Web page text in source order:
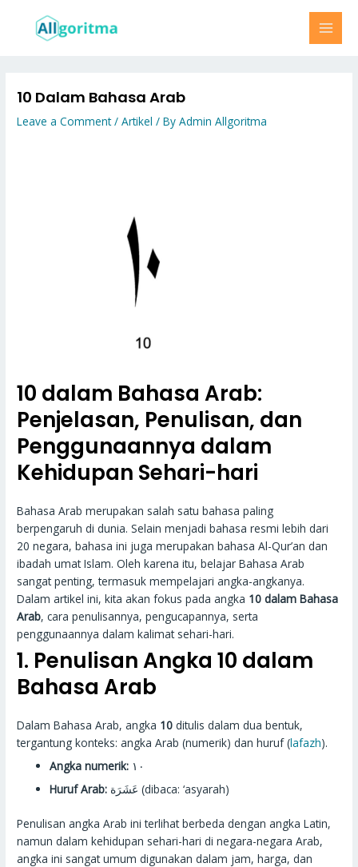
10 Dalam Bahasa Arab
Leave a Comment /Artikel / ByAdmin Allgoritma
10 dalam Bahasa Arab:
Penjelasan, Penulisan, dan
Penggunaannya dalam
Kehidupan Sehari-hari
Bahasa Arab merupakan salah satu bahasa paling
berpengaruh di dunia. Selain menjadi bahasa resmi lebih dari
20 negara, bahasa ini juga merupakan bahasa Al-Qur’an dan
ibadah umat Islam. Oleh karena itu, belajar Bahasa Arab
sangat penting, termasuk mempelajari angka-angkanya.
Dalam artikel ini, kita akan fokus pada angka 10 dalam Bahasa
Arab, cara penulisannya, pengucapannya, serta
penggunaannya dalam kalimat sehari-hari.
1. Penulisan Angka 10 dalam
Bahasa Arab
Dalam Bahasa Arab, angka 10 ditulis dalam dua bentuk,
tergantung konteks: angka Arab (numerik) dan huruf (lafazh).
Angka numerik: ١٠
Huruf Arab:
عَشَرَة (dibaca: ‘asyarah)
Penulisan angka Arab ini terlihat berbeda dengan angka Latin,
namun dalam kehidupan sehari-hari di negara-negara Arab,
angka ini sangat umum digunakan dalam jam, harga, dan